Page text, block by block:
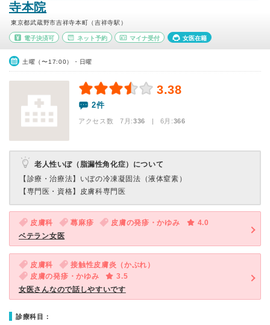
寺本院
東京都武蔵野市吉祥寺本町（吉祥寺駅）
電子決済可 ネット予約 マイナ受付 女医在籍
土曜（〜17:00）・日曜
3.38
2件
アクセス数 7月:336 | 6月:366
老人性いぼ（脂漏性角化症）について
【診療・治療法】 いぼの冷凍凝固法（液体窒素）
【専門医・資格】 皮膚科専門医
皮膚科 蕁麻疹 皮膚の発疹・かゆみ
4.0
ベテラン女医
皮膚科
接触性皮膚炎（かぶれ）
皮膚の発疹・かゆみ
3.5
女医さんなので話しやすいです
診療科目：